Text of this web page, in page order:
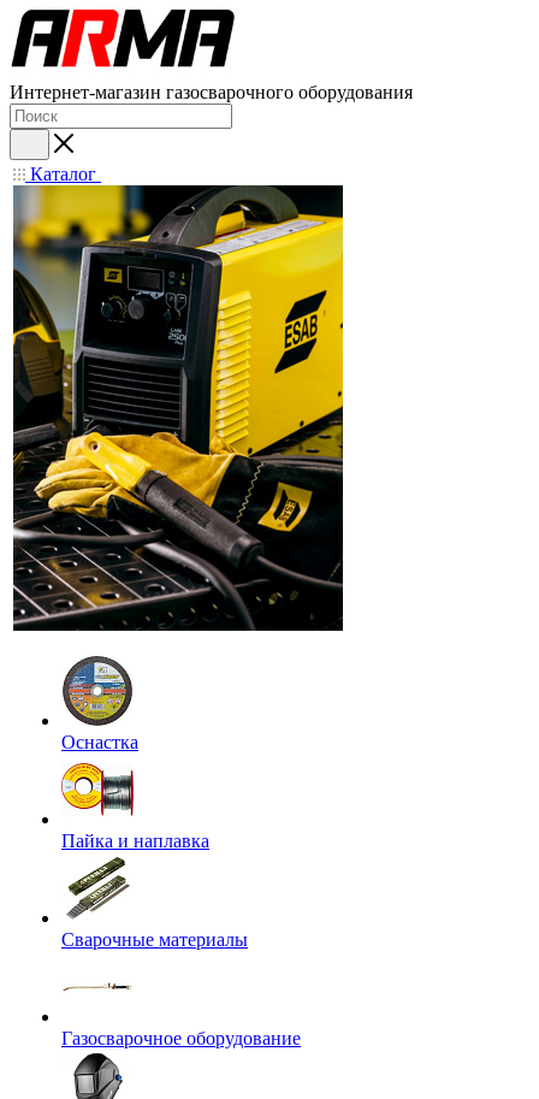
Интернет-магазин газосварочного оборудования
Каталог
Оснастка
Пайка и наплавка
Сварочные материалы
Газосварочное оборудование